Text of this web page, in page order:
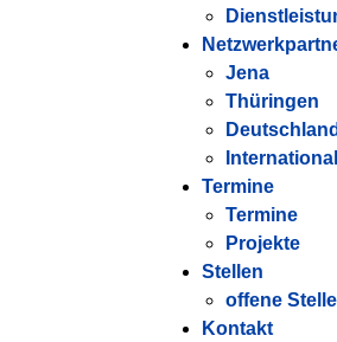
Jena
Thüringen
International
Termine
Termine
Projekte
Stellen
offene
Kontakt